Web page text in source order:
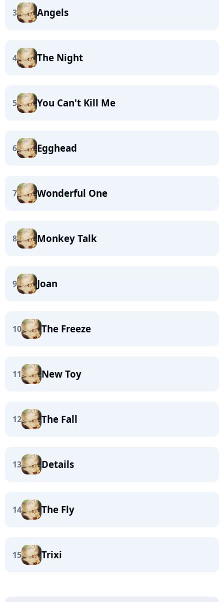
3 Angels
4 The Night
5 You Can't Kill Me
6 Egghead
7 Wonderful One
8 Monkey Talk
9 Joan
10 The Freeze
11 New Toy
12 The Fall
13 Details
14 The Fly
15 Trixi